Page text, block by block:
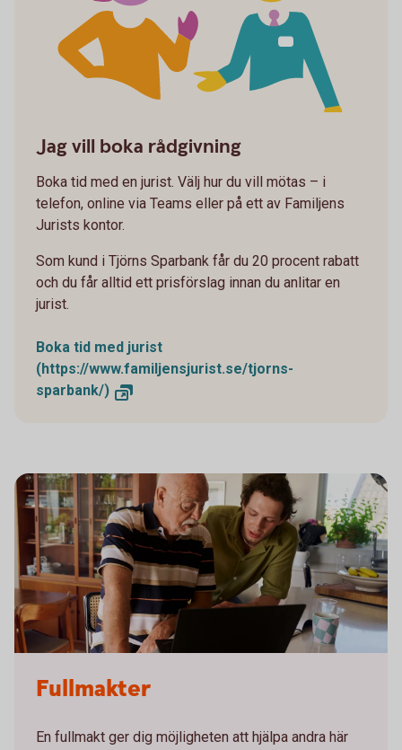
Jag vill boka rådgivning
Boka tid med en jurist. Välj hur du vill mötas – i
telefon, online via Teams eller på ett av Familjens
Jurists kontor.
Som kund i Tjörns Sparbank får du 20 procent rabatt
och du får alltid ett prisförslag innan du anlitar en
jurist.
Boka tid med jurist
(https://www.familjensjurist.se/tjorns-
sparbank/)
Fullmakter
En fullmakt ger dig möjligheten att hjälpa andra här